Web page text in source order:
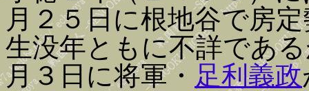
月２５日に根地谷で房
生没年ともに不詳であ
月３日に将軍・ 足利義政